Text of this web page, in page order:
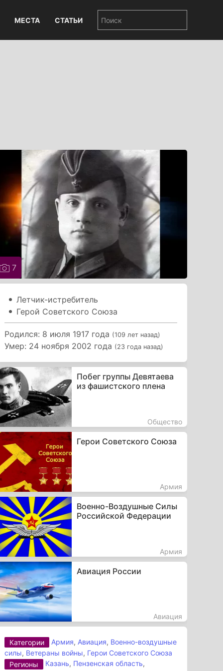
МЕСТА СТАТЬИ
7
Летчик-истребитель
Герой Советского Союза
Родился: 8 июля 1917 года (109 лет назад)
Умер: 24 ноября 2002 года (23 года назад)
Побег группы Девятаева
из фашистского плена
Общество
Герои Советского Союза
Армия
Военно-Воздушные Силы
Российской Федерации
Армия
Авиация России
Авиация
Категории Армия, Авиация, Военно-воздушные
силы, Ветераны войны, Герои Советского Союза
Регионы
Казань, Пензенская область,